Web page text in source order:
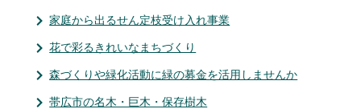
家庭から出るせん定枝受け入れ事業
花で彩るきれいなまちづくり
森づくりや緑化活動に緑の募金を活用しませんか
帯広市の名木・巨木・保存樹木